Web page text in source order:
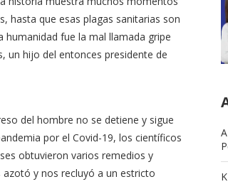
hasta que esas plagas sanitarias son
fue la mal llamada gripe
un hijo del entonces presidente de
del hombre no se detiene y sigue
por el Covid-19, los científicos
obtuvieron varios remedios y
y nos recluyó a un estricto